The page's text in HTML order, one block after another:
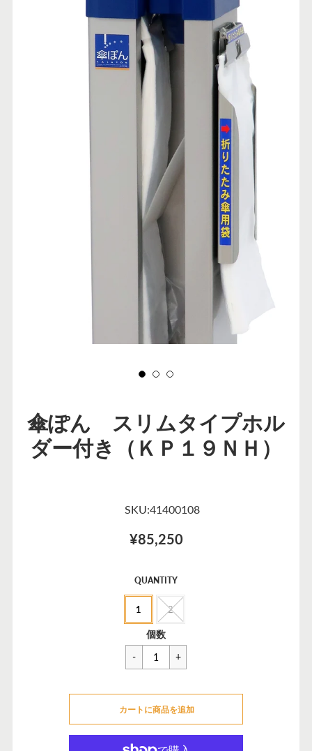
傘ぽん スリムタイプホル
ダー付き（ＫＰ１９ＮＨ）
SKU:41400108
¥85,250
セ
ー
ル
価
格
QUANTITY
1 2
一
般
価
¥85,250
個数
カートに商品を追加